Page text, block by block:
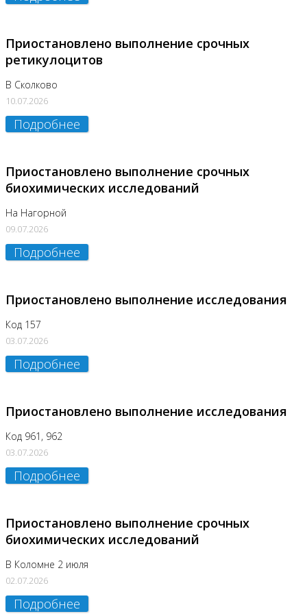
Приостановлено выполнение срочных
ретикулоцитов
В Сколково
10.07.2026
Подробнее
Приостановлено выполнение срочных
биохимических исследований
На Нагорной
09.07.2026
Подробнее
Приостановлено выполнение исследования
Код 157
03.07.2026
Подробнее
Приостановлено выполнение исследования
Код 961, 962
03.07.2026
Подробнее
Приостановлено выполнение срочных
биохимических исследований
В Коломне 2 июля
02.07.2026
Подробнее